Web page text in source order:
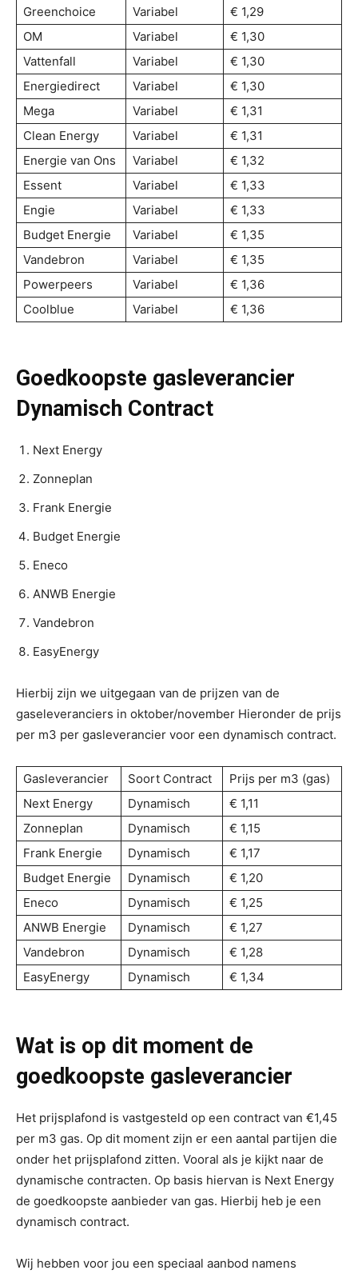
Greenchoice Variabel
€ 1,29
OM
Variabel
€ 1,30
Vattenfall
Variabel
€ 1,30
Energiedirect
Variabel
€ 1,30
Mega
Variabel
€ 1,31
Clean Energy
Variabel
€ 1,31
Energie van Ons
Variabel
€ 1,32
Essent
Variabel
€ 1,33
Engie
Variabel
€ 1,33
Budget Energie
Variabel
€ 1,35
Vandebron
Variabel
€ 1,35
Powerpeers
Variabel
€ 1,36
Coolblue
Variabel € 1,36
Goedkoopste gasleverancier
Dynamisch Contract
Next Energy
Zonneplan
Frank Energie
Budget Energie
Eneco
ANWB Energie
Vandebron
EasyEnergy
Hierbij zijn we uitgegaan van de prijzen van de
gaseleveranciers in oktober/november Hieronder de prijs
per m3 per gasleverancier voor een dynamisch contract.
Gasleverancier Soort Contract
Prijs per m3 (gas)
Next Energy
Dynamisch
€ 1,11
Zonneplan
Dynamisch
€ 1,15
Frank Energie
Dynamisch
€ 1,17
Budget Energie
Dynamisch
€ 1,20
Eneco
Dynamisch
€ 1,25
ANWB Energie
Dynamisch
€ 1,27
Vandebron
Dynamisch
€ 1,28
EasyEnergy
Dynamisch € 1,34
Wat is op dit moment de
goedkoopste gasleverancier
Het prijsplafond is vastgesteld op een contract van €1,45
per m3 gas. Op dit moment zijn er een aantal partijen die
onder het prijsplafond zitten. Vooral als je kijkt naar de
dynamische contracten. Op basis hiervan is Next Energy
de goedkoopste aanbieder van gas. Hierbij heb je een
dynamisch contract.
Wij hebben voor jou een speciaal aanbod namens